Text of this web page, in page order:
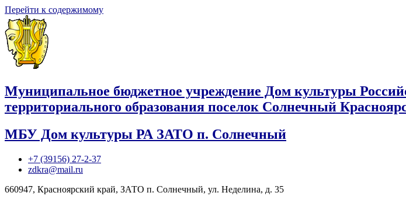
Перейти к содержимому
Муниципальное бюджетное учреждение Дом культуры
территориального образования поселок Солнечный
МБУ Дом культуры РА ЗАТО п. Солнечный
+7 (39156) 27-2-37
zdkra@mail.ru
660947, Красноярский край, ЗАТО п. Солнечный, ул. Неделина, д. 35